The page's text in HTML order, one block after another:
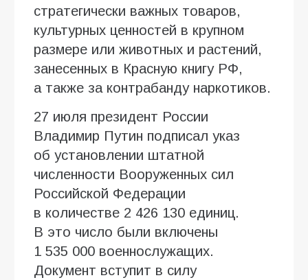
стратегически важных товаров,
культурных ценностей в крупном
размере или животных и растений,
занесенных в Красную книгу РФ,
а также за контрабанду наркотиков.
27 июля президент России
Владимир Путин подписал указ
об установлении штатной
численности Вооруженных сил
Российской Федерации
в количестве 2 426 130 единиц.
В это число были включены
1 535 000 военнослужащих.
Документ вступит в силу